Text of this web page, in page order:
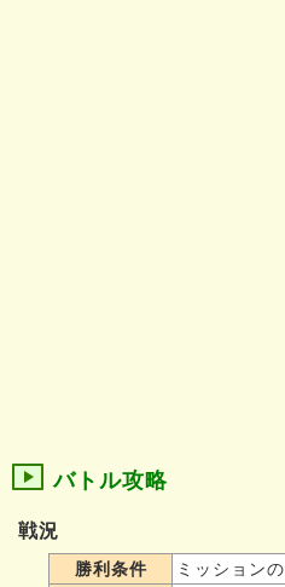
バトル攻略
戦況
勝利条件
ミッション